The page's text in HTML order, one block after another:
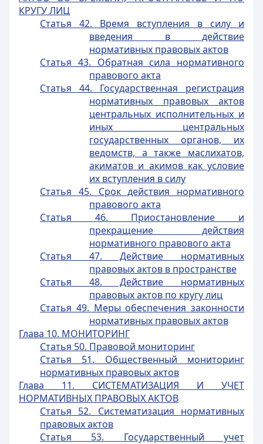
КРУГУ ЛИЦ
Статья 42. Время вступления в силу и
введения в действие
нормативных правовых актов
Статья 43. Обратная сила нормативного
правового акта
Статья 44. Государственная регистрация
нормативных правовых актов
центральных исполнительных и
иных центральных
государственных органов, их
ведомств, а также маслихатов,
акиматов и акимов как условие
их вступления в силу
Статья 45. Срок действия нормативного
правового акта
Статья 46. Приостановление и
прекращение действия
нормативного правового акта
Статья 47. Действие нормативных
правовых актов в пространстве
Статья 48. Действие нормативных
правовых актов по кругу лиц
Статья 49. Меры обеспечения законности
нормативных правовых актов
Глава 10. МОНИТОРИНГ
Статья 50. Правовой мониторинг
Статья 51. Общественный мониторинг
нормативных правовых актов
Глава 11. СИСТЕМАТИЗАЦИЯ И УЧЕТ
НОРМАТИВНЫХ ПРАВОВЫХ АКТОВ
Статья 52. Систематизация нормативных
правовых актов
Статья 53. Государственный учет